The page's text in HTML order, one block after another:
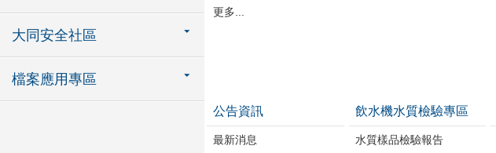
大同安全社區
檔案應用專區
更多...
公告資訊
最新消息
飲水機水質檢驗專區
水質樣品檢驗報告